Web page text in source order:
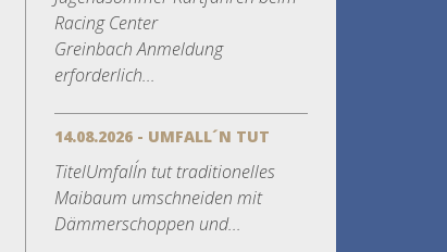
Racing Center
Greinbach Anmeldung
erforderlich...
14.08.2026 - UMFALL´N TUT
TitelUmfall´n tut traditionelles
Maibaum umschneiden mit
Dämmerschoppen und...